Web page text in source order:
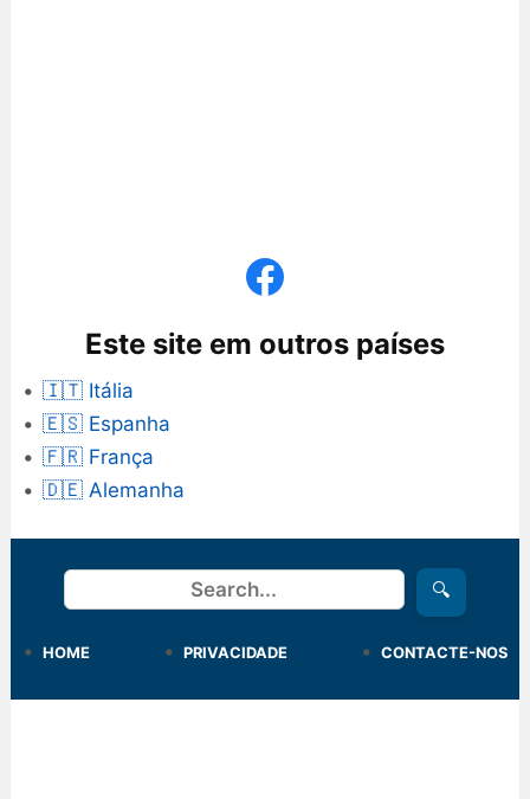
Este site em outros países
🇮🇹 Itália
🇪🇸 Espanha
🇫🇷 França
🇩🇪 Alemanha
Procurar 🔍
HOME PRIVACIDADE CONTACTE-NOS